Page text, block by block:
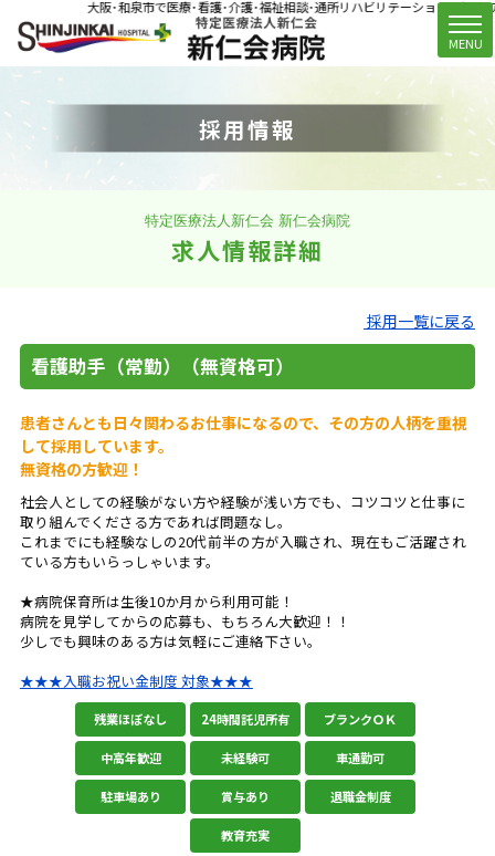
大阪･和泉市で医療･看護･介護･福祉相談･通所リハビリテーション(デイケア)
t
o
l
e
a
t
i
n
MENU
採用情報
特定医療法人新仁会 新仁会病院
求人情報詳細
採用一覧に戻る
看護助手（常勤）（無資格可）
患者さんとも日々関わるお仕事になるので、その方の人柄を重視
して採用しています。
無資格の方歓迎！
社会人としての経験がない方や経験が浅い方でも、コツコツと仕事に
取り組んでくださる方であれば問題なし。
これまでにも経験なしの20代前半の方が入職され、現在もご活躍され
ている方もいらっしゃいます。
★病院保育所は生後10か月から利用可能！
病院を見学してからの応募も、もちろん大歓迎！！
少しでも興味のある方は気軽にご連絡下さい。
★★★入職お祝い金制度 対象★★★
残業ほぼなし 24時間託児所有 ブランクＯＫ
中高年歓迎 未経験可 車通勤可
駐車場あり 賞与あり 退職金制度
教育充実